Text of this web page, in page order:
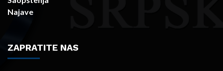
Najave
ZAPRATITE NAS